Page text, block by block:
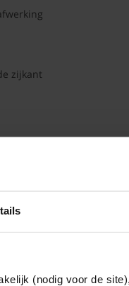
(nodig voor de
zijkant